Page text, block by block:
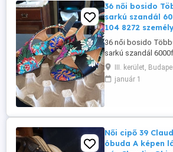
36 női bosido
sarkú szandál
104 8272
36 női bosido
sarkú szandál
8272 személyesen
vagy előre fizetés
III. kerület,
január 1
Női cipő 39
óbuda A képen